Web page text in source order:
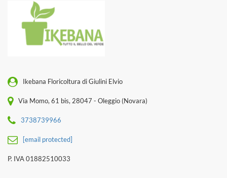
Ikebana Floricoltura di Giulini Elvio
Via Momo, 61 bis, 28047 - Oleggio (Novara)
3738739966
[email protected]
P. IVA 01882510033